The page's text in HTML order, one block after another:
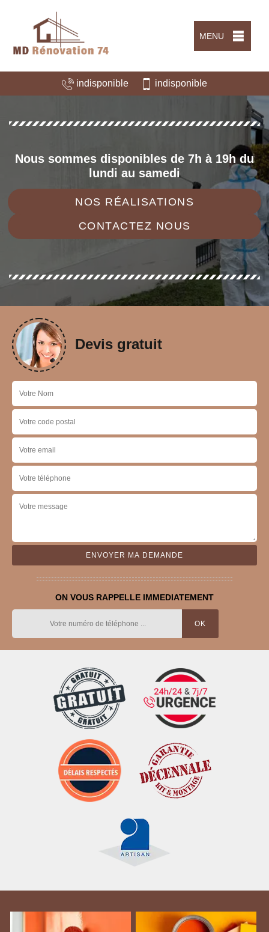
MENU
indisponible indisponible
Nous sommes disponibles de 7h à 19h du
lundi au samedi
NOS RÉALISATIONS
CONTACTEZ NOUS
Devis gratuit
ON VOUS RAPPELLE IMMEDIATEMENT